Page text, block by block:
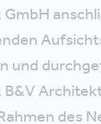
und
des